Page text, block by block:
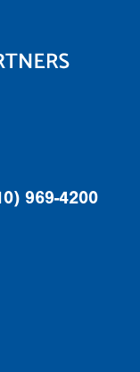
969-4200